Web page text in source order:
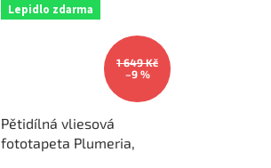
Lepidlo zdarma
1 649 Kč
–9 %
Pětidílná vliesová
fototapeta Plumeria,